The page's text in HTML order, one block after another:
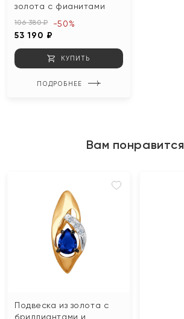
золота с фианитами
106 380 ₽
53 190 ₽
-50%
КУПИТЬ
ПОДРОБНЕЕ
Вам понравится
Подвеска из золота с
бриллиантами и